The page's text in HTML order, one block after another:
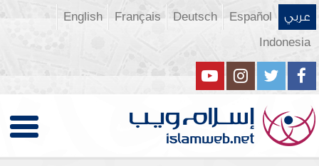
عربي Español
Deutsch
Français
English
Indonesia